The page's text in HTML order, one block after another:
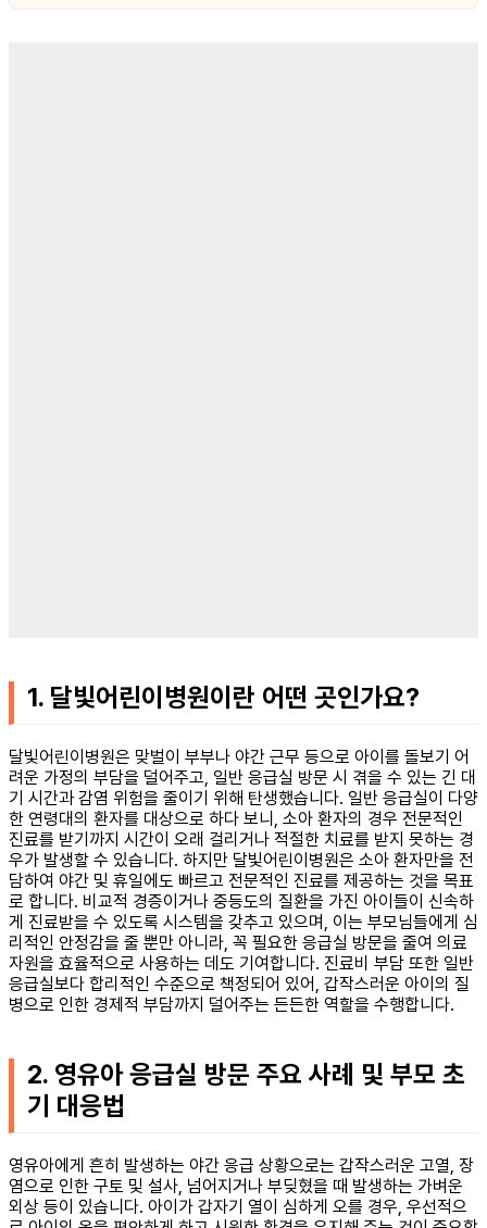
1. 달빛어린이병원이란 어떤 곳인가요?
달빛어린이병원은 맞벌이 부부나 야간 근무 등으로 아이를 돌보기 어
려운 가정의 부담을 덜어주고, 일반 응급실 방문 시 겪을 수 있는 긴 대
기 시간과 감염 위험을 줄이기 위해 탄생했습니다. 일반 응급실이 다양
한 연령대의 환자를 대상으로 하다 보니, 소아 환자의 경우 전문적인
진료를 받기까지 시간이 오래 걸리거나 적절한 치료를 받지 못하는 경
우가 발생할 수 있습니다. 하지만 달빛어린이병원은 소아 환자만을 전
담하여 야간 및 휴일에도 빠르고 전문적인 진료를 제공하는 것을 목표
로 합니다. 비교적 경증이거나 중등도의 질환을 가진 아이들이 신속하
게 진료받을 수 있도록 시스템을 갖추고 있으며, 이는 부모님들에게 심
리적인 안정감을 줄 뿐만 아니라, 꼭 필요한 응급실 방문을 줄여 의료
자원을 효율적으로 사용하는 데도 기여합니다. 진료비 부담 또한 일반
응급실보다 합리적인 수준으로 책정되어 있어, 갑작스러운 아이의 질
병으로 인한 경제적 부담까지 덜어주는 든든한 역할을 수행합니다.
2. 영유아 응급실 방문 주요 사례 및 부모 초
기 대응법
영유아에게 흔히 발생하는 야간 응급 상황으로는 갑작스러운 고열, 장
염으로 인한 구토 및 설사, 넘어지거나 부딪혔을 때 발생하는 가벼운
외상 등이 있습니다. 아이가 갑자기 열이 심하게 오를 경우, 우선적으